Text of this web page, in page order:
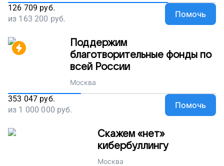
126 709 руб.
из 163 200 руб. Помочь
Поддержим
благотворительные фонды по
всей России
Москва
353 047 руб.
из 1 000 000 руб. Помочь
Скажем «нет»
кибербуллингу
Москва